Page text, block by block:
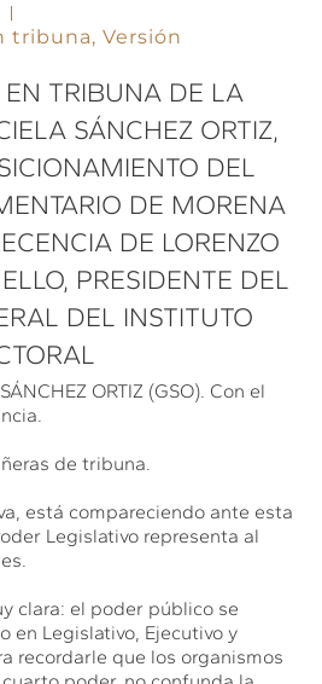
tribuna,Versión
TRIBUNA DE LA
SÁNCHEZ ORTIZ,
DEL
DE MORENA
DE LORENZO
PRESIDENTE DEL
DEL INSTITUTO
ORTIZ (GSO). Con el
de tribuna.
está compareciendo ante esta
Legislativo representa al
clara: el poder público se
en Legislativo, Ejecutivo y
recordarle que los organismos